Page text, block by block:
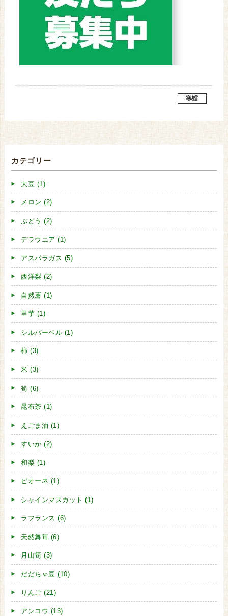
寒鱈
カテゴリー
大豆 (1)
メロン (2)
ぶどう (2)
デラウエア (1)
アスパラガス (5)
西洋梨 (2)
自然薯 (1)
里芋 (1)
シルバーベル (1)
柿 (3)
米 (3)
筍 (6)
昆布茶 (1)
えごま油 (1)
すいか (2)
和梨 (1)
ピオーネ (1)
シャインマスカット (1)
ラフランス (6)
天然舞茸 (6)
月山筍 (3)
だだちゃ豆 (10)
りんご (21)
アンコウ (13)